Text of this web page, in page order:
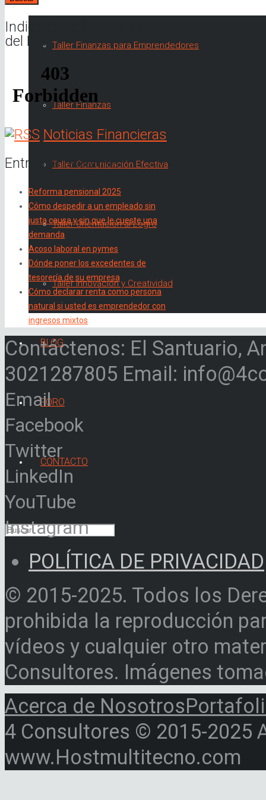
Taller Finanzas para Emprendedores
Taller Finanzas
Taller Comunicación Efectiva
Taller Orientación al Logro
Taller Innovación y Creatividad
BLOG
FORO
CONTACTO
Indicadores Económicos
del Día
Noticias Financieras
Entradas recientes
Reforma pensional 2025
Cómo despedir a un empleado sin
justa causa y sin que le cueste una
demanda
Acoso laboral en pymes
Dónde poner los excedentes de
tesorería de su empresa
Cómo declarar renta como persona
natural si usted es emprendedor con
ingresos mixtos
Contáctenos: El Santuario,
3021287805 Email:
Email
Facebook
Twitter
LinkedIn
YouTube
Instagram
POLÍTICA DE PRIVACIDAD
© 2015-2025. Todos los
prohibida la reproducción
vídeos y cualquier otro
Consultores. Imágenes
Acerca de Nosotros
4 Consultores © 2015-2025
www.Hostmultitecno.com